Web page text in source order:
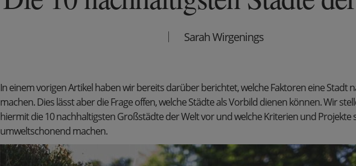
Sarah Wirgenings
In einem vorigen Artikel haben wir bereits darüber berichtet, welche Faktoren eine Stadt
machen. Dies lässt aber die Frage offen, welche Städte als Vorbild dienen können. Wir
hiermit die 10 nachhaltigsten Großstädte der Welt vor und welche Kriterien und Projekte
umweltschonend machen.